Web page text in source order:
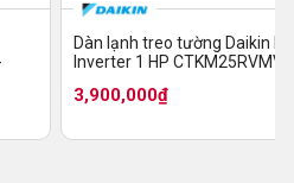
Dàn lạnh treo tường Daikin
Inverter 1 HP CTKM25RVMV
3,900,000₫